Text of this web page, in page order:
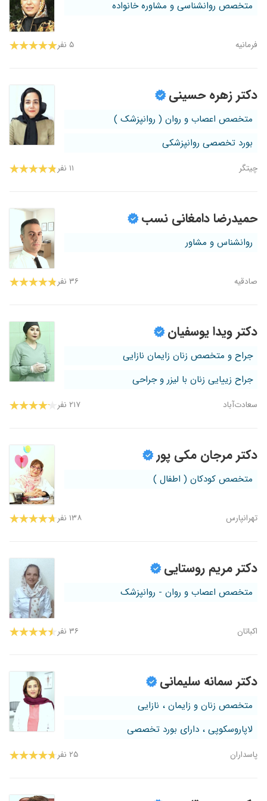
متخصص روانشناسی و مشاوره خانواده
فرمانیه ۵ نفر
دکتر زهره حسینی
متخصص اعصاب و روان ( روانپزشک )
بورد تخصصی روانپزشکی
چیتگر ۱۱ نفر
حمیدرضا دامغانی نسب
روانشناس و مشاور
صادقیه ۳۶ نفر
دکتر ویدا یوسفیان
جراح و متخصص زنان زایمان نازایی
جراح زییایی زنان با لیزر و جراحی
سعادت‌آباد ۲۱۷ نفر
دکتر مرجان مکی پور
متخصص کودکان ( اطفال )
تهرانپارس ۱۳۸ نفر
دکتر مریم روستایی
متخصص اعصاب و روان - روانپزشک
اکباتان ۳۶ نفر
دکتر سمانه سلیمانی
متخصص زنان و زایمان ، نازایی
لاپاروسکوپی ، دارای بورد تخصصی
پاسداران ۲۵ نفر